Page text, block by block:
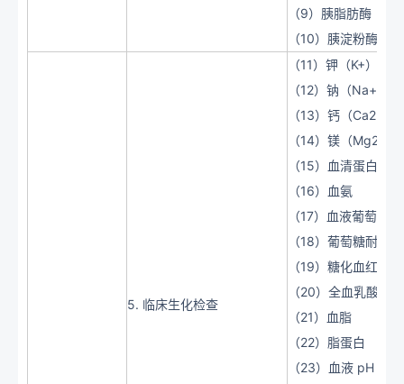
（9）胰脂肪酶
（10）胰淀粉酶
5. 临床生化检查
（11）钾（K+）
（12）钠（Na+ ）
（13）钙（Ca2+）
（14）镁（Mg2+
（15）血清蛋白质
（16）血氨
（17）血液葡萄糖
（18）葡萄糖耐量
（19）糖化血红蛋白
（20）全血乳酸及
（21）血脂
（22）脂蛋白
（23）血液 pH